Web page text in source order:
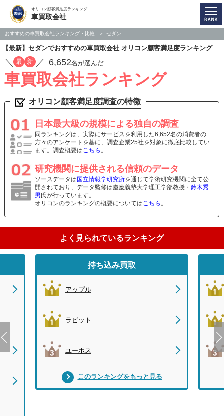
オリコン顧客満足度ランキング
車買取会社
おすすめの車買取会社ランキング・比較 セダン
【最新】セダンでおすすめの車買取会社 オリコン顧客満足度ランキング
／ 最 新 ／ 6,652名が選んだ
車買取会社ランキング
オリコン顧客満足度調査の特徴
日本最大級の規模による独自の調査
同ランキングは、実際にサービスを利用した6,652名の消費者の
方々のアンケートを基に、調査企業25社を対象に徹底比較してい
ます。調査概要はこちら 。
研究機関に提供される信頼のデータ
ソースデータは 国立情報学研究所を通じて学術研究機関に全て公
開されており、データ監修は慶應義塾大学理工学部教授・ 鈴木秀
男 氏が行っています。
オリコンのランキングの概要についてはこちら 。
よく見られているランキング
持ち込み買取
アップル
ラビット
ユーポス
このランキングをもっと見る